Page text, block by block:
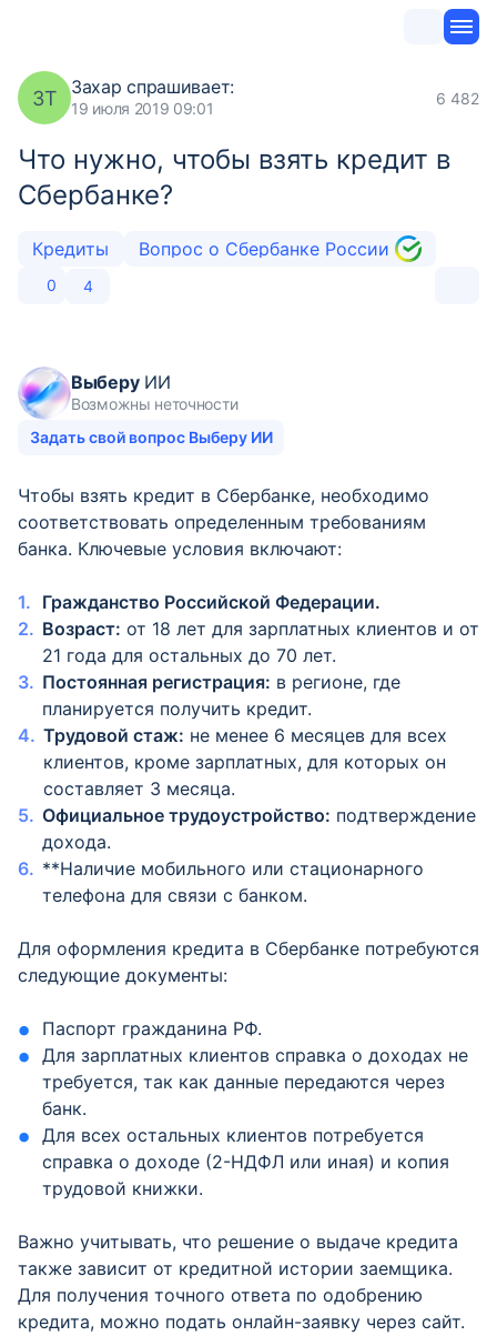
ЗТ Захар спрашивает:
19 июля 2019 09:01
6 482
Что нужно, чтобы взять кредит в
Сбербанке?
Кредиты Вопрос о Сбербанке России
0 4
ВыберуИИ
Возможны неточности
Задать свой вопрос Выберу ИИ
Чтобы взять кредит в Сбербанке, необходимо
соответствовать определенным требованиям
банка. Ключевые условия включают:
Гражданство Российской Федерации.
Возраст: от 18 лет для зарплатных клиентов и от
21 года для остальных до 70 лет.
Постоянная регистрация: в регионе, где
планируется получить кредит.
Трудовой стаж: не менее 6 месяцев для всех
клиентов, кроме зарплатных, для которых он
составляет 3 месяца.
Официальное трудоустройство: подтверждение
дохода.
**Наличие мобильного или стационарного
телефона для связи с банком.
Для оформления кредита в Сбербанке потребуются
следующие документы:
Паспорт гражданина РФ.
Для зарплатных клиентов справка о доходах не
требуется, так как данные передаются через
банк.
Для всех остальных клиентов потребуется
справка о доходе (2-НДФЛ или иная) и копия
трудовой книжки.
Важно учитывать, что решение о выдаче кредита
также зависит от кредитной истории заемщика.
Для получения точного ответа по одобрению
кредита, можно подать онлайн-заявку через сайт.